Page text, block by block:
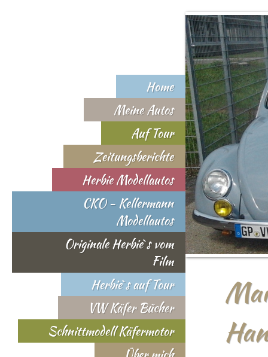
Home
Meine Autos
Auf Tour
Zeitungsberichte
Herbie Modellautos
CKO - Kellermann
Modellautos
Originale Herbie`s vom
Film
Herbie`s auf Tour
VW Käfer Bücher
Schnittmodell Käfermotor